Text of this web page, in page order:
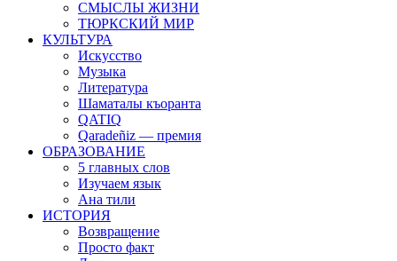
СМЫСЛЫ ЖИЗНИ
ТЮРКСКИЙ МИР
КУЛЬТУРА
Искусство
Музыка
Литература
Шаматалы къоранта
QATIQ
Qaradeñiz — премия
ОБРАЗОВАНИЕ
5 главных слов
Изучаем язык
Ана тили
ИСТОРИЯ
Возвращение
Просто факт